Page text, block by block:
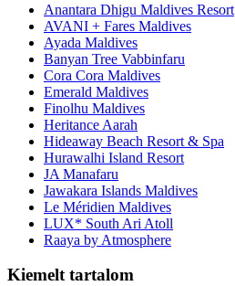
Anantara Dhigu Maldives Resort
AVANI + Fares Maldives
Ayada Maldives
Banyan Tree Vabbinfaru
Cora Cora Maldives
Emerald Maldives
Finolhu Maldives
Heritance Aarah
Hideaway Beach Resort & Spa
Hurawalhi Island Resort
JA Manafaru
Jawakara Islands Maldives
Le Méridien Maldives
LUX* South Ari Atoll
Raaya by Atmosphere
Kiemelt tartalom